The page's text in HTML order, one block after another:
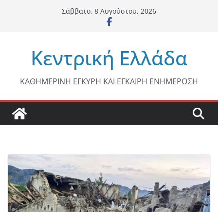
Σάββατο, 8 Αυγούστου, 2026
Κεντρική Ελλάδα
ΚΑΘΗΜΕΡΙΝΗ ΕΓΚΥΡΗ ΚΑΙ ΕΓΚΑΙΡΗ ΕΝΗΜΕΡΩΣΗ